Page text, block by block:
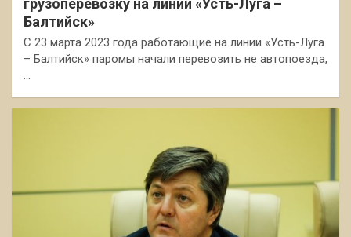
грузоперевозку на линии «Усть-Луга –
Балтийск»
С 23 марта 2023 года работающие на линии «Усть-Луга
– Балтийск» паромы начали перевозить не автопоезда,
…